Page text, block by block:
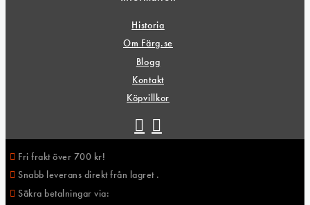
Historia
Om Färg.se
Blogg
Kontakt
Köpvillkor
Fri frakt över 700 kr!
Snabb leverans direkt från lagret .
Säkra betalningar via: